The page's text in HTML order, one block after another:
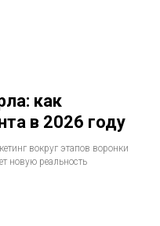
как
в 2026 году
вокруг этапов воронки
новую реальность